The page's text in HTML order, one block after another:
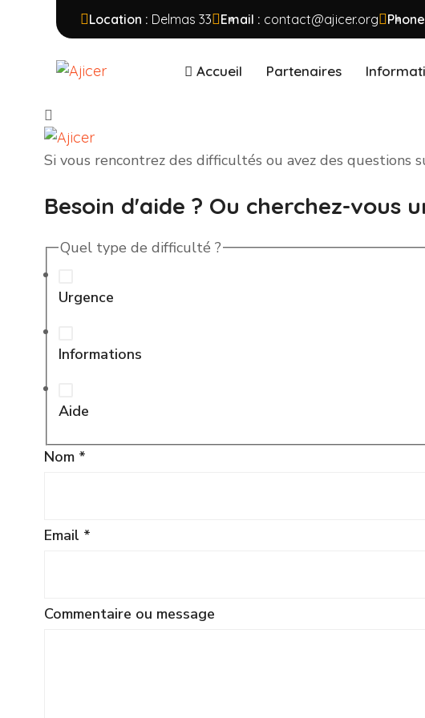
Location : Delmas 33 Email : contact@ajicer.org
Accueil Partenaires
Si vous rencontrez des difficultés ou avez des questions
Besoin d'aide ? Ou cherchez-vous
Quel type de difficulté ?
Urgence
Informations
Aide
ou
Nom *
Email *
Commentaire ou message
Besoin d'aide ? Ou cherchez-vous
Urgence
Informations
Aide
message
Nom*
Commentaire ou message